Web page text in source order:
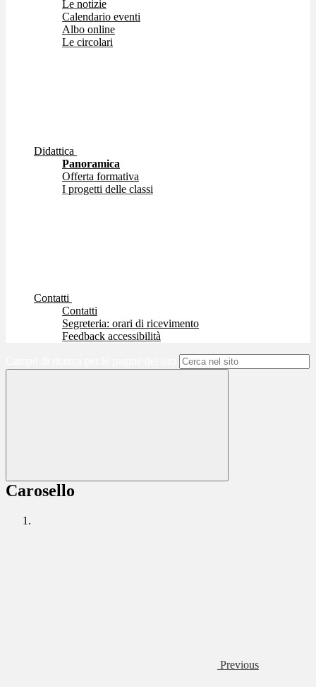
Le notizie
Calendario eventi
Albo online
Le circolari
Didattica
Panoramica
Offerta formativa
I progetti delle classi
Contatti
Contatti
Segreteria: orari di ricevimento
Feedback accessibilità
Carosello
Previous